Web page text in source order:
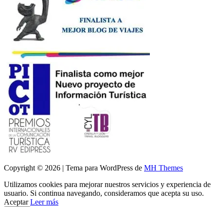
Copyright © 2026 | Tema para WordPress de MH Themes
Utilizamos cookies para mejorar nuestros servicios y experiencia de
usuario. Si continua navegando, consideramos que acepta su uso.
Aceptar Leer más